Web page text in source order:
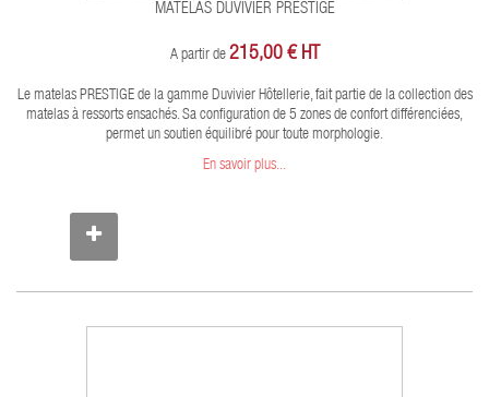
MATELAS DUVIVIER PRESTIGE
A partir de 215,00 € HT
Le matelas PRESTIGE de la gamme Duvivier Hôtellerie, fait partie de la collection des
matelas à ressorts ensachés. Sa configuration de 5 zones de confort différenciées,
permet un soutien équilibré pour toute morphologie.
En savoir plus...